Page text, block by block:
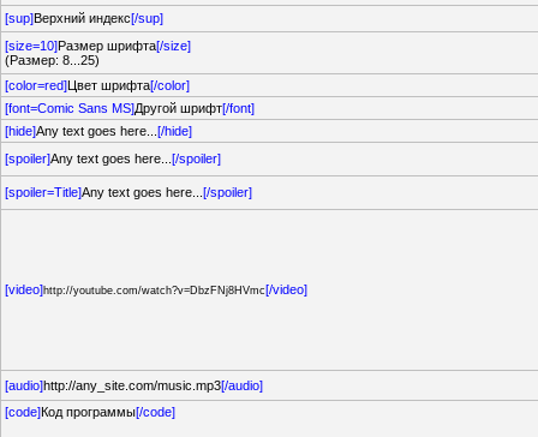
[sup]Верхний индекс[/sup]
[size=10]Размер шрифта[/size]
(Размер: 8...25)
[color=red]Цвет шрифта[/color]
[font=Comic Sans MS]Другой шрифт[/font]
[hide]Any text goes here... [/hide]
[spoiler]Any text goes here... [/spoiler]
[spoiler=Title]Any text goes here... [/spoiler]
[video]http://youtube.com/watch?v=DbzFNj8HVmc[/video]
[audio]http://any_site.com/music.mp3[/audio]
[code]Код программы[/code]